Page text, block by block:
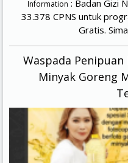
Information : Badan Gizi
33.378 CPNS untuk
Gratis.
Waspada
Minyak Goreng